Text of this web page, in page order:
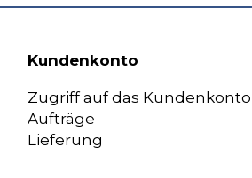
Kundenkonto
Zugriff auf das Kundenkonto
Aufträge
Lieferung